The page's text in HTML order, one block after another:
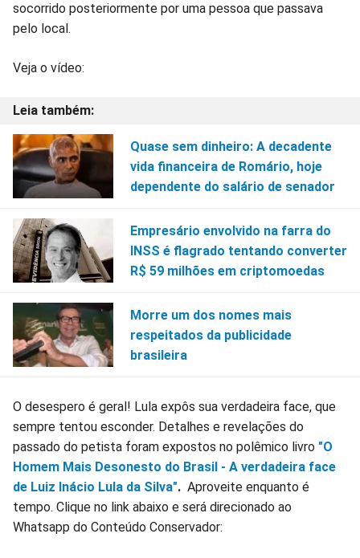
socorrido posteriormente por uma pessoa que passava
pelo local.
Veja o vídeo:
Quase sem dinheiro: A decadente
vida financeira de Romário, hoje
dependente do salário de senador
Empresário envolvido na farra do
INSS é flagrado tentando converter
R$ 59 milhões em criptomoedas
Morre um dos nomes mais
respeitados da publicidade
brasileira
O desespero é geral! Lula expôs sua verdadeira face, que
sempre tentou esconder. Detalhes e revelações do
passado do petista foram expostos no polêmico livro "O
Homem Mais Desonesto do Brasil - A verdadeira face
de Luiz Inácio Lula da Silva". Aproveite enquanto é
tempo. Clique no link abaixo e será direcionado ao
Whatsapp do Conteúdo Conservador: